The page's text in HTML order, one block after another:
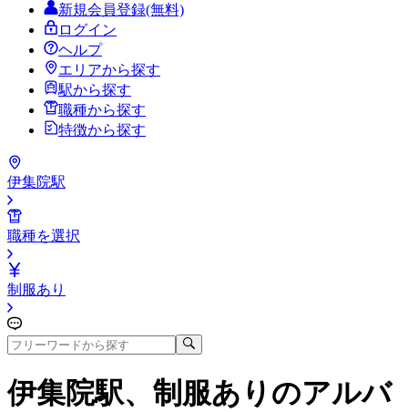
新規会員登録(無料)
ログイン
ヘルプ
エリアから探す
駅から探す
職種から探す
特徴から探す
伊集院駅
職種を選択
制服あり
伊集院駅、制服あり のアルバ